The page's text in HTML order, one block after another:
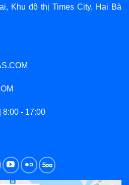
Khu đô thị Times City, Hai Bà
8:00 - 17:00